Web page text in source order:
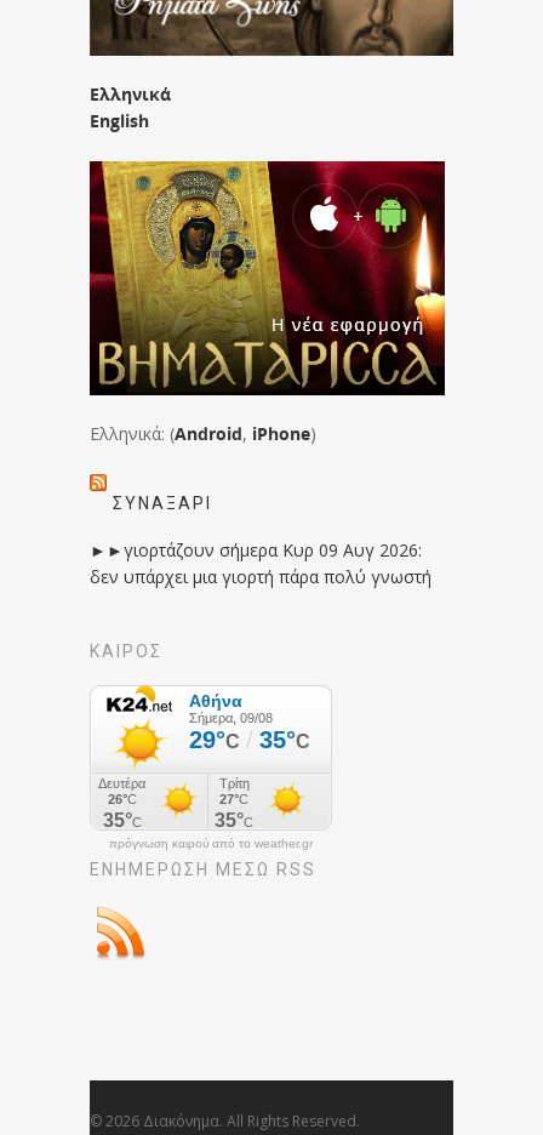
Ελληνικά
English
Ελληνικά: (Android, iPhone)
ΣΥΝΑΞΆΡΙ
►►γιορτάζουν σήμερα Κυρ 09 Αυγ 2026:
δεν υπάρχει μια γιορτή πάρα πολύ γνωστή
ΚΑΙΡΟΣ
πρόγνωση καιρού από το weather.gr
ΕΝΗΜΈΡΩΣΉ ΜΕΣΩ RSS
© 2026 Διακόνημα. All Rights Reserved.